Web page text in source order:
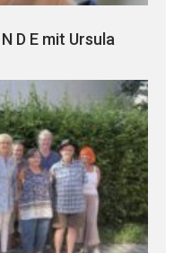
N D E mit Ursula